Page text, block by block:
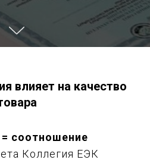
влияет на качество
соотношение
Коллегия ЕЭК